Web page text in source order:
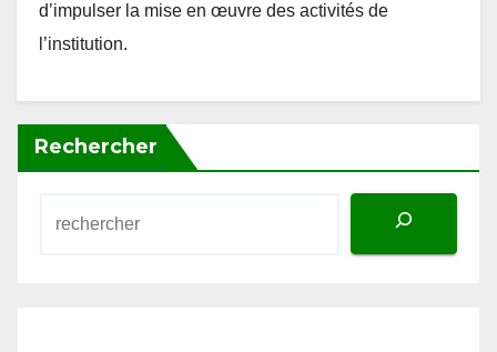
d’impulser la mise en œuvre des activités de
l’institution.
Rechercher